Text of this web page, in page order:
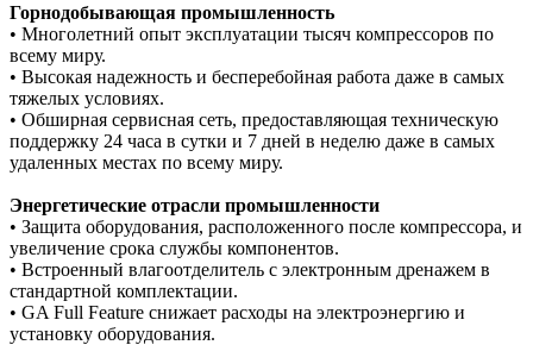
Горнодобывающая промышленность
• Многолетний опыт эксплуатации тысяч компрессоров по
всему миру.
• Высокая надежность и бесперебойная работа даже в самых
тяжелых условиях.
• Обширная сервисная сеть, предоставляющая техническую
поддержку 24 часа в сутки и 7 дней в неделю даже в самых
удаленных местах по всему миру.
Энергетические отрасли промышленности
• Защита оборудования, расположенного после компрессора, и
увеличение срока службы компонентов.
• Встроенный влагоотделитель с электронным дренажем в
стандартной комплектации.
• GA Full Feature снижает расходы на электроэнергию и
установку оборудования.